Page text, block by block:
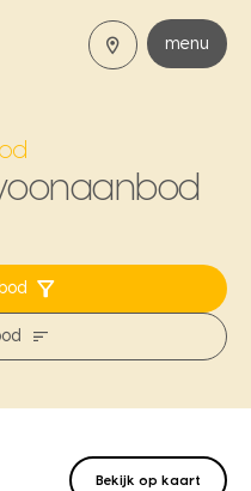
menu
Bekijk op kaart